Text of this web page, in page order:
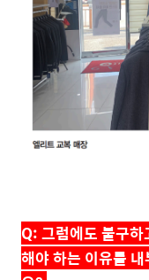
Q:그럼에도 불구하
해야 하는 이유를